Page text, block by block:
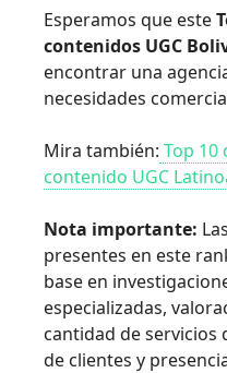
Esperamos que este
contenidos UGC
encontrar una
necesidades
Mira también: Top 10
contenido UGC
Nota importante:
presentes en este
base en
especializadas,
cantidad de
de clientes y